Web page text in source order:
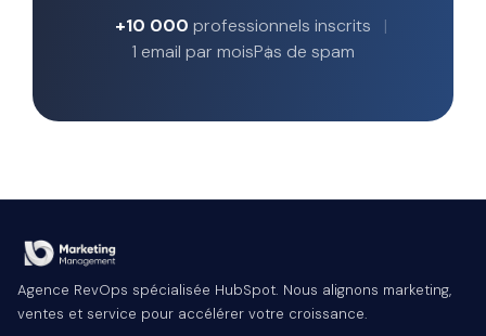
+10 000 professionnels inscrits
1 email par moisPas de spam
Agence RevOps spécialisée HubSpot. Nous alignons marketing,
ventes et service pour accélérer votre croissance.